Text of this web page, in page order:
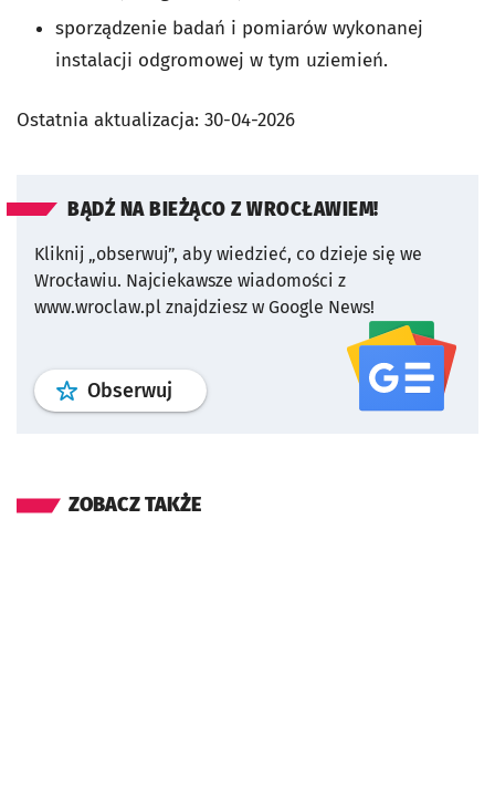
sporządzenie badań i pomiarów wykonanej
instalacji odgromowej w tym uziemień.
Ostatnia aktualizacja: 30-04-2026
BĄDŹ NA BIEŻĄCO Z WROCŁAWIEM!
Kliknij „obserwuj”, aby wiedzieć, co dzieje się we
Wrocławiu. Najciekawsze wiadomości z
www.wroclaw.pl znajdziesz w Google News!
Obserwuj profil serwisu
ZOBACZ TAKŻE